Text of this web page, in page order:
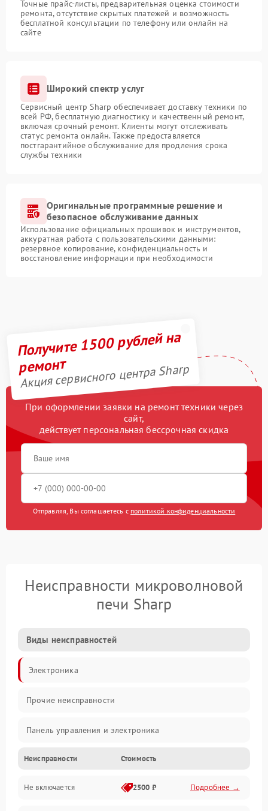
Точные прайс-листы, предварительная оценка стоимости
ремонта, отсутствие скрытых платежей и возможность
бесплатной консультации по телефону или онлайн на
сайте
Широкий спектр услуг
Сервисный центр Sharp обеспечивает доставку техники по
всей РФ, бесплатную диагностику и качественный ремонт,
включая срочный ремонт. Клиенты могут отслеживать
статус ремонта онлайн. Также предоставляется
постгарантийное обслуживание для продления срока
службы техники
Оригинальные программные решение и
безопасное обслуживание данных
Использование официальных прошивок и инструментов,
аккуратная работа с пользовательскими данными:
резервное копирование, конфиденциальность и
восстановление информации при необходимости
Получите 1500 рублей на
ремонт
Акция сервисного центра Sharp
При оформлении заявки на ремонт техники через
сайт,
действует персональная бессрочная скидка
Отправляя, Вы соглашаетесь с политикой конфиденциальности
Неисправности микроволновой
печи Sharp
Виды неисправностей
Электроника
Прочие неисправности
Панель управления и электроника
Дверца и корпус
Механика и внутренние элементы
Неисправности Стоимость
Не включается 2500 ₽ Подробнее →